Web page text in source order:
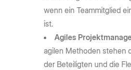
wenn ein Teammitglied
ist.
Agiles
agilen Methoden stehen
der Beteiligten und die